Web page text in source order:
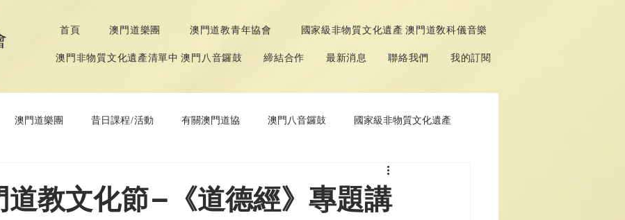
首頁 澳門道樂團 澳門道教青年協會 國家級非物質文化遺產 澳門道敎科儀音樂
澳門非物質文化遺產清單中 澳門八音鑼鼓 締結合作 最新消息 聯絡我們 我的訂閱
澳門道樂團 昔日課程/活動 有關澳門道協 澳門八音鑼鼓 國家級非物質文化遺產
協會
教文化節–《道德經》專題講